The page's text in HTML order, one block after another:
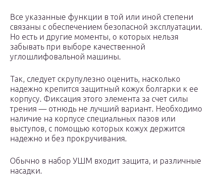
Все указанные функции в той или иной степени
связаны с обеспечением безопасной эксплуатации.
Но есть и другие моменты, о которых нельзя
забывать при выборе качественной
углошлифовальной машины.
Так, следует скрупулезно оценить, насколько
надежно крепится защитный кожух болгарки к ее
корпусу. Фиксация этого элемента за счет силы
трения — отнюдь не лучший вариант. Необходимо
наличие на корпусе специальных пазов или
выступов, с помощью которых кожух держится
надежно и без прокручивания.
Обычно в набор УШМ входит защита, и различные
насадки.